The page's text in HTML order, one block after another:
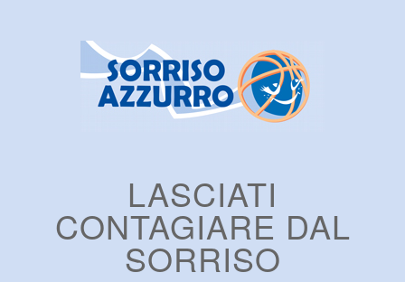
LASCIATI
CONTAGIARE DAL
SORRISO